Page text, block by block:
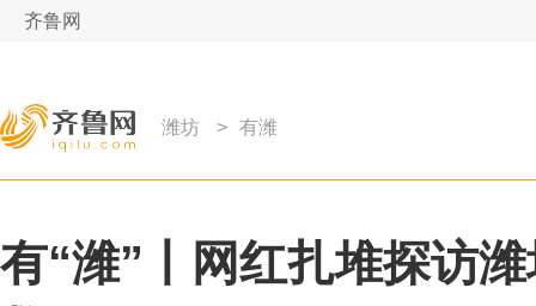
齐鲁网
潍坊 > 有潍
有“潍”丨网红扎堆探访